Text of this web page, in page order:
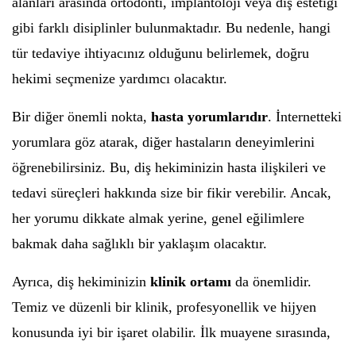
gibi farklı disiplinler bulunmaktadır. Bu nedenle, hangi
tür tedaviye ihtiyacınız olduğunu belirlemek, doğru
hekimi seçmenize yardımcı olacaktır.
Bir diğer önemli nokta, hasta yorumlarıdır. İnternetteki
yorumlara göz atarak, diğer hastaların deneyimlerini
öğrenebilirsiniz. Bu, diş hekiminizin hasta ilişkileri ve
tedavi süreçleri hakkında size bir fikir verebilir. Ancak,
her yorumu dikkate almak yerine, genel eğilimlere
bakmak daha sağlıklı bir yaklaşım olacaktır.
Ayrıca, diş hekiminizin klinik ortamı da önemlidir.
Temiz ve düzenli bir klinik, profesyonellik ve hijyen
konusunda iyi bir işaret olabilir. İlk muayene sırasında,